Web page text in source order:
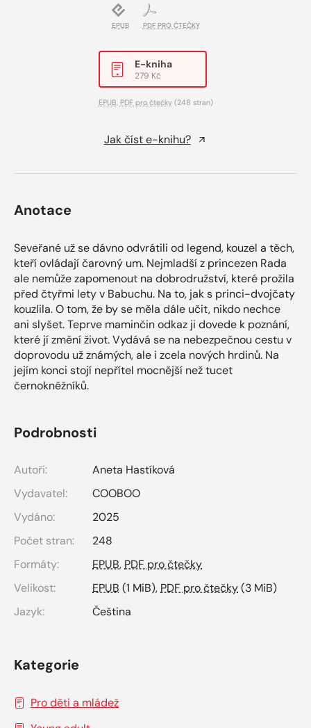
EPUB PDF PRO ČTEČKY
E-kniha
279 Kč
EPUB, PDF pro čtečky(248 stran)
Jak číst e-knihu?
Anotace
Seveřané už se dávno odvrátili od legend, kouzel a těch,
kteří ovládají čarovný um. Nejmladší z princezen Rada
ale nemůže zapomenout na dobrodružství, které prožila
před čtyřmi lety v Babuchu. Na to, jak s princi-dvojčaty
kouzlila. O tom, že by se měla dále učit, nikdo nechce
ani slyšet. Teprve maminčin odkaz ji dovede k poznání,
které jí změní život. Vydává se na nebezpečnou cestu v
doprovodu už známých, ale i zcela nových hrdinů. Na
jejím konci stojí nepřítel mocnější než tucet
černokněžníků.
Podrobnosti
Autoři:
Aneta Hastíková
Vydavatel:
COOBOO
Vydáno:
2025
Počet stran:
248
Formáty:
EPUB, PDF pro čtečky
Velikost:
EPUB (1 MiB), PDF pro čtečky(3 MiB)
Jazyk:
Čeština
Kategorie
Pro děti a mládež